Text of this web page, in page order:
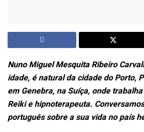
Nuno Miguel Mesquita Ribeiro
idade, é natural da cidade do Porto,
em Genebra, na Suíça, onde
Reiki e hipnoterapeuta.
português sobre a sua vida no país